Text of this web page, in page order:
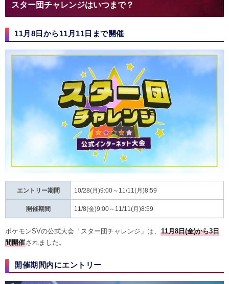
スター団チャレンジはいつまで？
11月8日から11月11日まで開催
エントリー期間 10/28(月)9:00～11/11(月)8:59
開催期間 11/8(金)9:00～11/11(月)8:59
ポケモンSVの公式大会「スター団チャレンジ」は、 11月8日(金)から3日
間開催されました。
開催期間内にエントリー